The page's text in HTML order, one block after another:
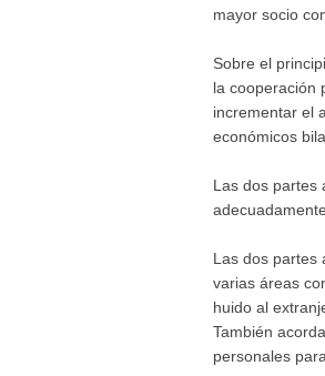
mayor socio
Sobre el
la cooperación
incrementar el
económicos
Las dos partes
Las dos partes
varias áreas
huido al
También
personales